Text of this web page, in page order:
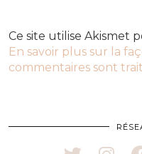
Ce site utilise Akismet
En savoir plus sur la
commentaires sont